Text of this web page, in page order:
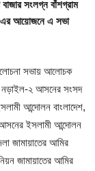
সংলগ্ন বাঁশগ্রাম
এর আয়োজনে এ সভা
সভায় আলোচক
নড়াইল-২ আসনের সংসদ
আন্দোলন বাংলাদেশ,
ইসলামী আন্দোলন
জামায়াতের আমির
জামায়াতের আমির